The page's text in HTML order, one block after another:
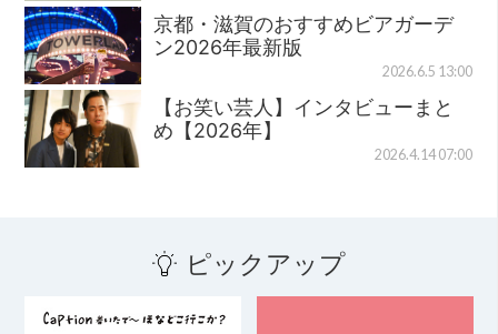
京都・滋賀のおすすめビアガーデ
ン2026年最新版
2026.6.5 13:00
【お笑い芸人】インタビューまと
め【2026年】
2026.4.14 07:00
ピックアップ